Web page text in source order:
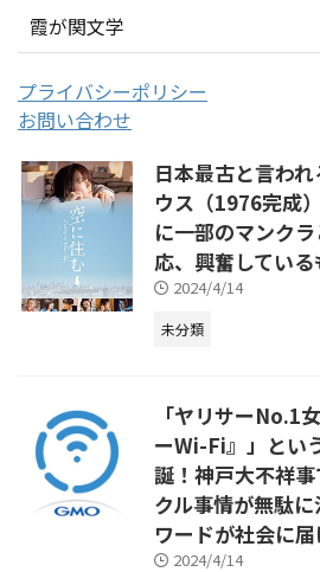
霞が関文学
プライバシーポリシー
お問い合わせ
日本最古と言わ
ウス（1976完成
に一部のマンク
応、興奮している
2024/4/14
未分類
「ヤリサーNo.1
ーWi-Fi』」とい
誕！神戸大不祥
クル事情が無駄
ワードが社会に
2024/4/14